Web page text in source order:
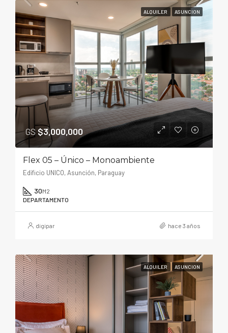
ALQUILER ASUNCION
GS $3,000,000
Flex 05 – Único – Monoambiente
Edificio UNICO, Asunción, Paraguay
30M2
DEPARTAMENTO
digipar hace 3 años
ALQUILER ASUNCION